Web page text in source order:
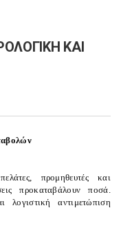
ΚΑΙ
προμηθευτές και
προκαταβάλουν ποσά.
αντιμετώπιση